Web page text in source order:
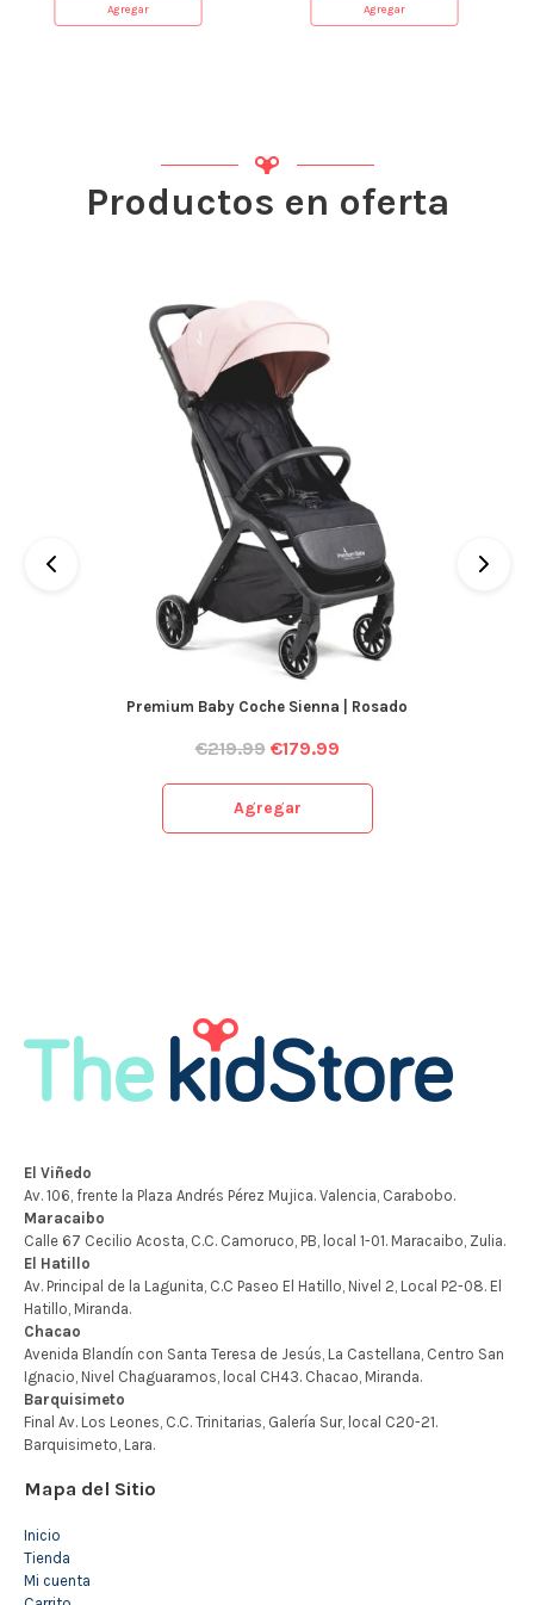
Agregar Agregar
Productos en oferta
Premium Baby Coche Sienna | Rosado
€219.99 €179.99
Agregar
Mapa del Sitio
Inicio
Tienda
Mi cuenta